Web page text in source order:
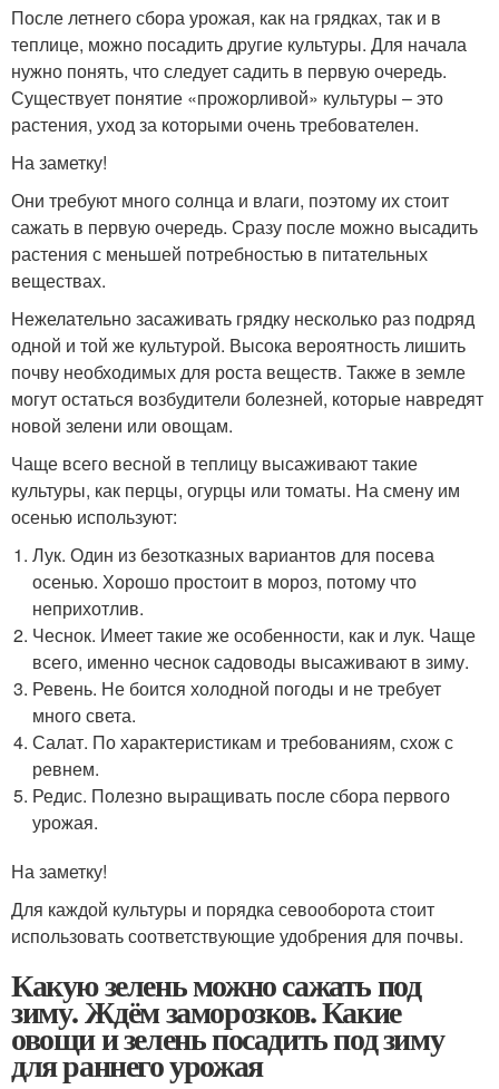
После летнего сбора урожая, как на грядках, так и в
теплице, можно посадить другие культуры. Для начала
нужно понять, что следует садить в первую очередь.
Существует понятие «прожорливой» культуры – это
растения, уход за которыми очень требователен.
На заметку!
Они требуют много солнца и влаги, поэтому их стоит
сажать в первую очередь. Сразу после можно высадить
растения с меньшей потребностью в питательных
веществах.
Нежелательно засаживать грядку несколько раз подряд
одной и той же культурой. Высока вероятность лишить
почву необходимых для роста веществ. Также в земле
могут остаться возбудители болезней, которые навредят
новой зелени или овощам.
Чаще всего весной в теплицу высаживают такие
культуры, как перцы, огурцы или томаты. На смену им
осенью используют:
Лук. Один из безотказных вариантов для посева
осенью. Хорошо простоит в мороз, потому что
неприхотлив.
Чеснок. Имеет такие же особенности, как и лук. Чаще
всего, именно чеснок садоводы высаживают в зиму.
Ревень. Не боится холодной погоды и не требует
много света.
Салат. По характеристикам и требованиям, схож с
ревнем.
Редис. Полезно выращивать после сбора первого
урожая.
На заметку!
Для каждой культуры и порядка севооборота стоит
использовать соответствующие удобрения для почвы.
Какую зелень можно сажать под
зиму. Ждём заморозков. Какие
овощи и зелень посадить под зиму
для раннего урожая